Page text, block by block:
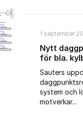
1 september
Nytt
för bla.
Sauters
system och
motverkar...